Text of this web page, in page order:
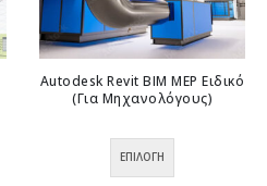
επιλεγούν
στη
του
Autodesk Revit BIM MEP Ειδικό
(Για Μηχανολόγους)
0out of 5
ΕΠΙΛΟΓΉ